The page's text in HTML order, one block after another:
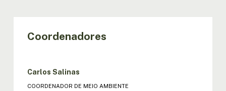
Coordenadores
Carlos Salinas
COORDENADOR DE MEIO AMBIENTE